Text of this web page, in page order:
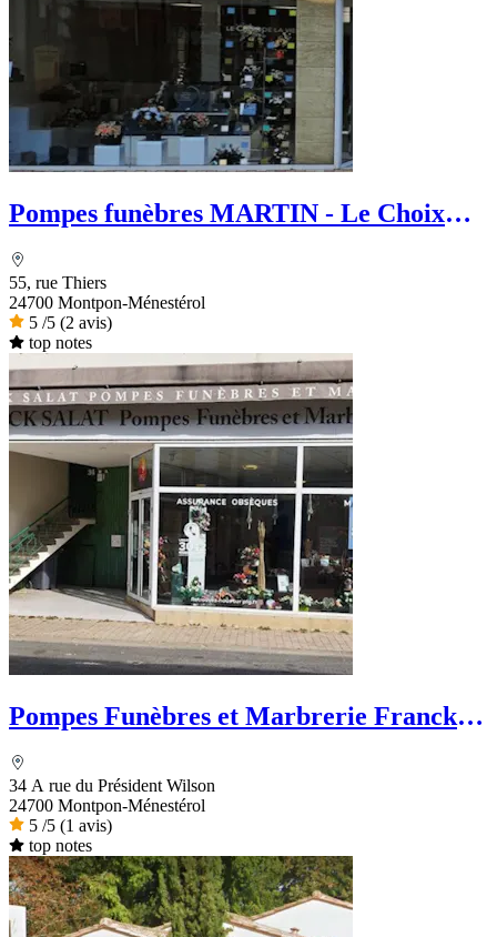
Pompes funèbres MARTIN - Le Choix
55, rue Thiers
24700 Montpon-Ménestérol
5 /5 (2 avis)
top notes
Pompes Funèbres et Marbrerie Franck
34 A rue du Président Wilson
24700 Montpon-Ménestérol
5 /5 (1 avis)
top notes